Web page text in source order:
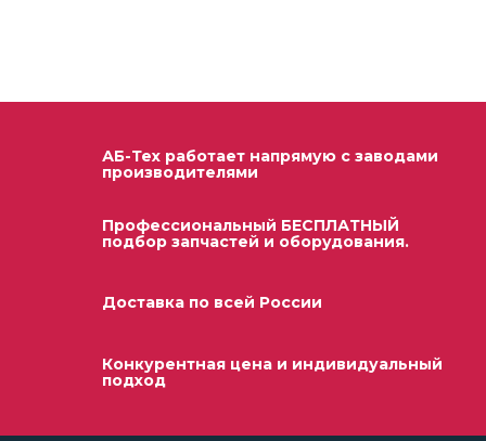
АБ-Тех работает напрямую с заводами
производителями
Профессиональный БЕСПЛАТНЫЙ
подбор запчастей и оборудования.
Доставка по всей России
Конкурентная цена и индивидуальный
подход